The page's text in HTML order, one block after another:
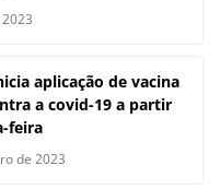
aplicação de vacina
a covid-19 a partir
feira
de 2023